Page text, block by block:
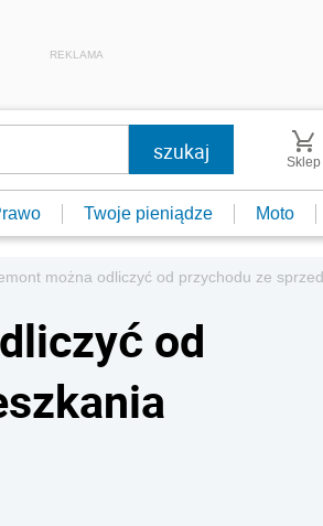
REKLAMA
Sklep
Twoje pieniądze Moto
można odliczyć od przychodu ze
od